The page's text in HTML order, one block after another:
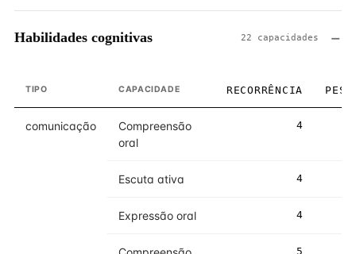
Habilidades cognitivas 22 capacidades
TIPO CAPACIDADE RECORRÊNCIA PESO
comunicação
Compreensão
oral
4
Escuta ativa 4
Expressão oral 4
5